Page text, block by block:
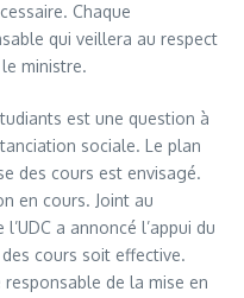
Chaque
qui veillera au respect
ministre.
est une question à
sociale. Le plan
des cours est envisagé.
en cours. Joint au
a annoncé l’appui du
cours soit effective.
responsable de la mise en